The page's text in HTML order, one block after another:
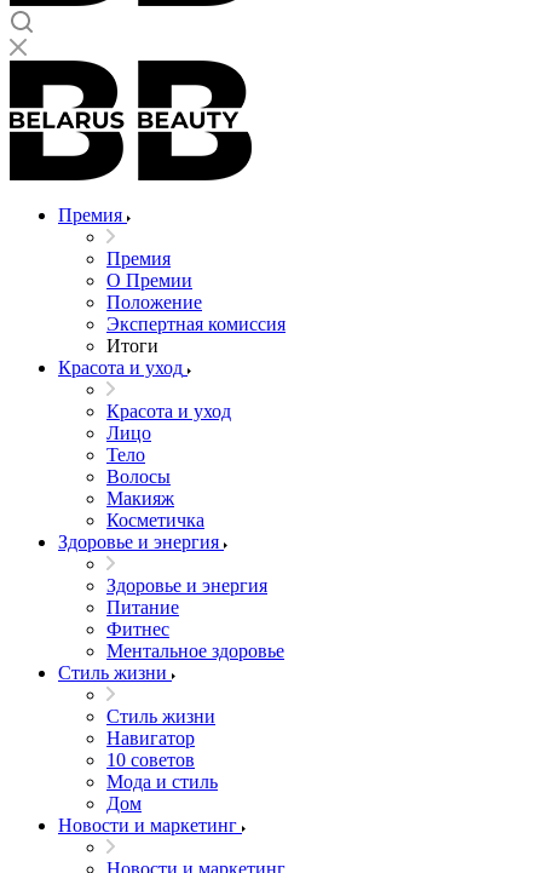
Премия
Премия
О Премии
Положение
Экспертная комиссия
Итоги
Красота и уход
Красота и уход
Лицо
Тело
Волосы
Макияж
Косметичка
Здоровье и энергия
Здоровье и энергия
Питание
Фитнес
Ментальное здоровье
Стиль жизни
Стиль жизни
Навигатор
10 советов
Мода и стиль
Дом
Новости и маркетинг
Новости и маркетинг